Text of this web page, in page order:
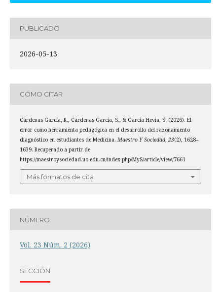
PUBLICADO
2026-05-13
CÓMO CITAR
Cárdenas García, R., Cárdenas García, S., & García Hevia, S. (2026). El
error como herramienta pedagógica en el desarrollo del razonamiento
diagnóstico en estudiantes de Medicina. Maestro Y Sociedad, 23(2), 1628–
1639. Recuperado a partir de
https://maestroysociedad.uo.edu.cu/index.php/MyS/article/view/7661
Más formatos de cita
NÚMERO
Vol. 23 Núm. 2 (2026)
SECCIÓN